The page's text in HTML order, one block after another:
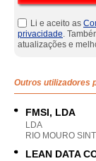
Li e aceito as
privacidade.
atualizações e
Outros utilizadores
FMSI, LDA
LDA
RIO MOURO
LEAN DATA